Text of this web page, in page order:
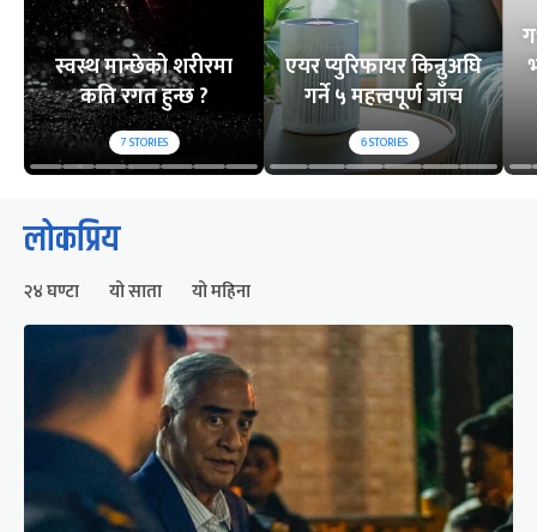
स्वस्थ मान्छेको शरीरमा
कति रगत हुन्छ ?
7STORIES
एयर प्युरिफायर किन्नुअघि
गर्ने ५ महत्त्वपूर्ण जाँच
6STORIES
लोकप्रिय
२४ घण्टा यो साता यो महिना